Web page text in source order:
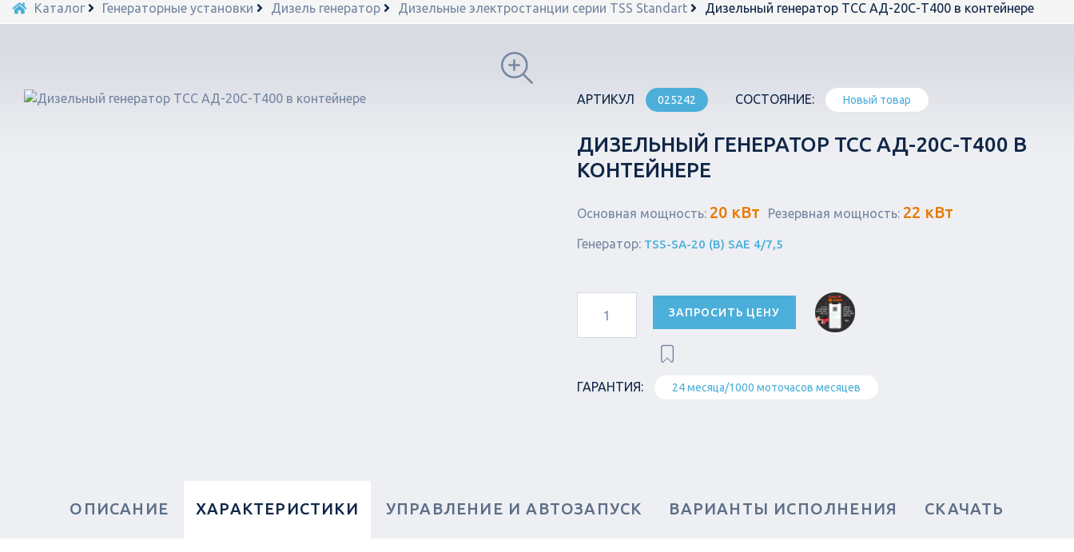
Каталог Генераторные установки Дизель генератор Дизельные электростанции серии TSS Standart Дизельный генератор ТСС АД-20С-Т400 в контейнере
АРТИКУЛ 025242 СОСТОЯНИЕ: Новый товар
ДИЗЕЛЬНЫЙ ГЕНЕРАТОР ТСС АД-20С-Т400 В
КОНТЕЙНЕРЕ
Основная мощность: 20 кВт Резервная мощность: 22 кВт
Генератор: TSS-SA-20 (B) SAE 4/7,5
ЗАПРОСИТЬ ЦЕНУ
ГАРАНТИЯ: 24 месяца/1000 моточасов месяцев
ОПИСАНИЕ ХАРАКТЕРИСТИКИ УПРАВЛЕНИЕ И АВТОЗАПУСК ВАРИАНТЫ ИСПОЛНЕНИЯ СКАЧАТЬ